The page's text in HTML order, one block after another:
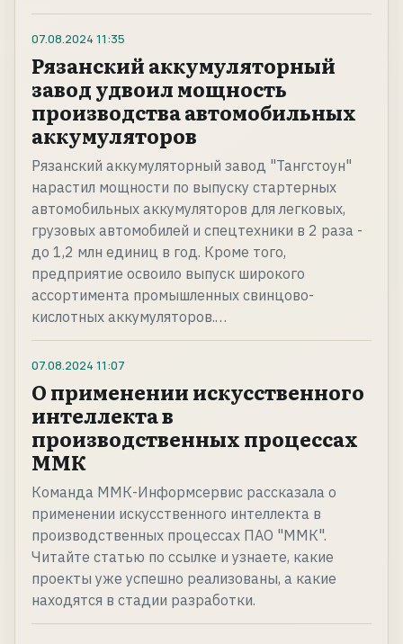
07.08.2024 11:35
Рязанский аккумуляторный
завод удвоил мощность
производства автомобильных
аккумуляторов
Рязанский аккумуляторный завод "Тангстоун"
нарастил мощности по выпуску стартерных
автомобильных аккумуляторов для легковых,
грузовых автомобилей и спецтехники в 2 раза -
до 1,2 млн единиц в год. Кроме того,
предприятие освоило выпуск широкого
ассортимента промышленных свинцово-
кислотных аккумуляторов.…
07.08.2024 11:07
О применении искусственного
интеллекта в
производственных процессах
ММК
Команда ММК-Информсервис рассказала о
применении искусственного интеллекта в
производственных процессах ПАО "ММК".
Читайте статью по ссылке и узнаете, какие
проекты уже успешно реализованы, а какие
находятся в стадии разработки.